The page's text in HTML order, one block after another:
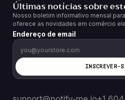
Últimas notícias sobre
Nosso boletim informativo mensal
oferece as novidades em comércio
Endereço de email
INSCREVER-